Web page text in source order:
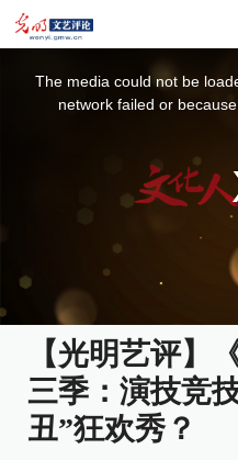
The media could not be
network failed or
【光明艺评】
三季：演技竞
丑”狂欢秀？